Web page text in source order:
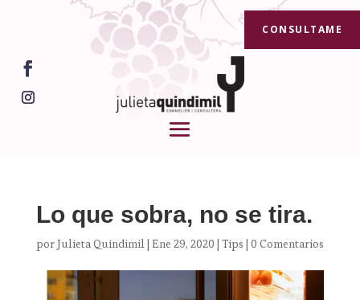
CONSULTAME
Lo que sobra, no se tira.
porJulieta Quindimil| Ene 29, 2020 | Tips | 0 Comentarios